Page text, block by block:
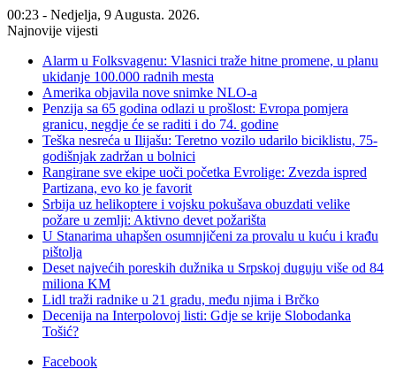
00:23 - Nedjelja, 9 Augusta. 2026.
Najnovije vijesti
Alarm u Folksvagenu: Vlasnici traže hitne promene, u planu
ukidanje 100.000 radnih mesta
Amerika objavila nove snimke NLO-a
Penzija sa 65 godina odlazi u prošlost: Evropa pomjera
granicu, negdje će se raditi i do 74. godine
Teška nesreća u Ilijašu: Teretno vozilo udarilo biciklistu, 75-
godišnjak zadržan u bolnici
Rangirane sve ekipe uoči početka Evrolige: Zvezda ispred
Partizana, evo ko je favorit
Srbija uz helikoptere i vojsku pokušava obuzdati velike
požare u zemlji: Aktivno devet požarišta
U Stanarima uhapšen osumnjičeni za provalu u kuću i krađu
pištolja
Deset najvećih poreskih dužnika u Srpskoj duguju više od 84
miliona KM
Lidl traži radnike u 21 gradu, među njima i Brčko
Decenija na Interpolovoj listi: Gdje se krije Slobodanka
Tošić?
Facebook